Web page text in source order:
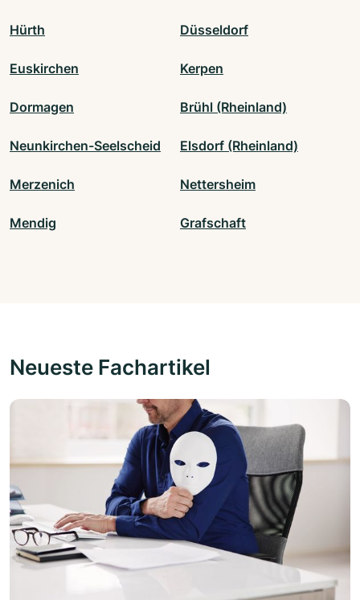
Hürth Düsseldorf
Euskirchen Kerpen
Dormagen Brühl (Rheinland)
Neunkirchen-Seelscheid Elsdorf (Rheinland)
Merzenich Nettersheim
Mendig Grafschaft
Neueste Fachartikel